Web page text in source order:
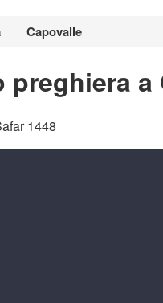
Capovalle
preghiera a
1448